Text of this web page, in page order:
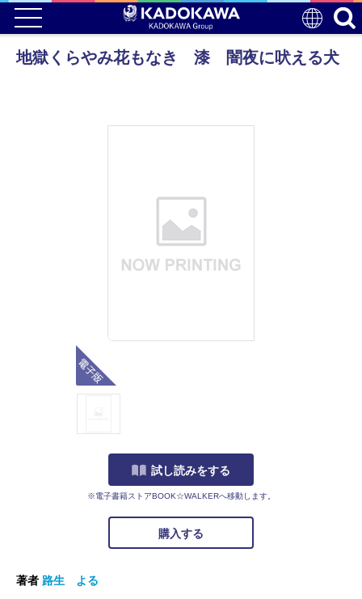
地獄くらやみ花もなき 漆 闇夜に吠える犬
試し読みをする
※電子書籍ストアBOOK☆WALKERへ移動します。
購入する
著者 路生 よる